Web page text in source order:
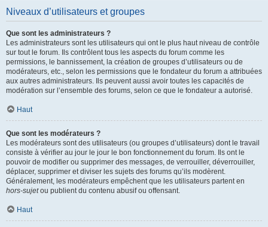
Niveaux d’utilisateurs et groupes
Que sont les administrateurs ?
Les administrateurs sont les utilisateurs qui ont le plus haut niveau de contrôle
sur tout le forum. Ils contrôlent tous les aspects du forum comme les
permissions, le bannissement, la création de groupes d’utilisateurs ou de
modérateurs, etc., selon les permissions que le fondateur du forum a attribuées
aux autres administrateurs. Ils peuvent aussi avoir toutes les capacités de
modération sur l’ensemble des forums, selon ce que le fondateur a autorisé.
Haut
Que sont les modérateurs ?
Les modérateurs sont des utilisateurs (ou groupes d’utilisateurs) dont le travail
consiste à vérifier au jour le jour le bon fonctionnement du forum. Ils ont le
pouvoir de modifier ou supprimer des messages, de verrouiller, déverrouiller,
déplacer, supprimer et diviser les sujets des forums qu’ils modèrent.
Généralement, les modérateurs empêchent que les utilisateurs partent en
hors-sujetou publient du contenu abusif ou offensant.
Haut